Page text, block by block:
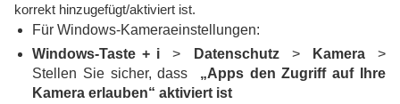
korrekt hinzugefügt/aktiviert ist.
Für Windows-Kameraeinstellungen:
Windows-Taste + i > Datenschutz> Kamera>
Stellen Sie sicher, dass „Apps den Zugriff auf Ihre
Kamera erlauben“ aktiviert ist